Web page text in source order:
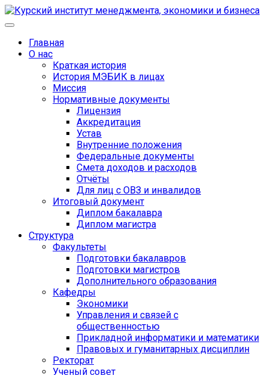
Главная
О нас
Краткая история
История МЭБИК в лицах
Миссия
Нормативные документы
Лицензия
Аккредитация
Устав
Внутренние положения
Федеральные документы
Смета доходов и расходов
Отчёты
Для лиц с ОВЗ и инвалидов
Итоговый документ
Диплом бакалавра
Диплом магистра
Структура
Факультеты
Подготовки бакалавров
Подготовки магистров
Дополнительного образования
Кафедры
Экономики
Управления и связей с
общественностью
Прикладной информатики и математики
Правовых и гуманитарных дисциплин
Ректорат
Ученый совет